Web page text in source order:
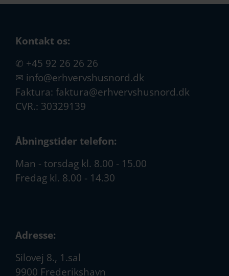
Kontakt os:
✆ +45 92 26 26 26
✉ info@erhvervshusnord.dk
Faktura: faktura@erhvervshusnord.dk
CVR.: 30329139
Åbningstider telefon:
Man - torsdag kl. 8.00 - 15.00
Fredag kl. 8.00 - 14.30
Adresse:
Silovej 8., 1.sal
9900 Frederikshavn